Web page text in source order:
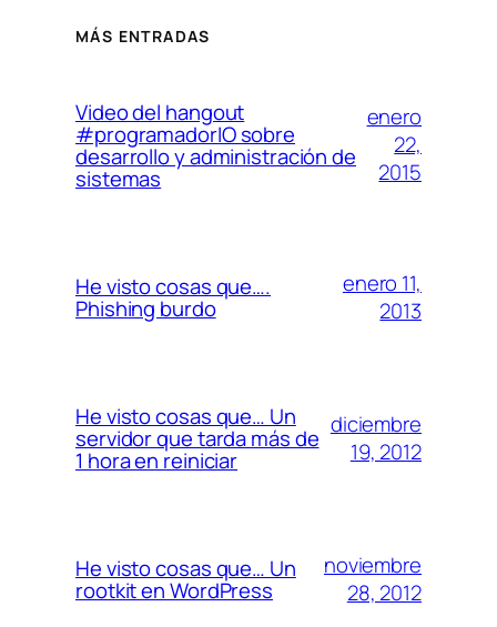
MÁS ENTRADAS
Video del hangout
#programadorIO sobre
desarrollo y administración de
sistemas
enero
22,
2015
He visto cosas que….
Phishing burdo
enero 11,
2013
He visto cosas que… Un
servidor que tarda más de
1 hora en reiniciar
diciembre
19, 2012
He visto cosas que… Un
rootkit en WordPress
noviembre
28, 2012